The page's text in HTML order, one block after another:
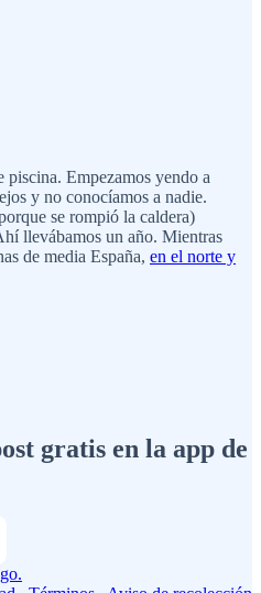
piscina. Empezamos yendo a
y no conocíamos a nadie.
se rompió la caldera)
llevábamos un año. Mientras
de media España, en el norte y
gratis en la app de